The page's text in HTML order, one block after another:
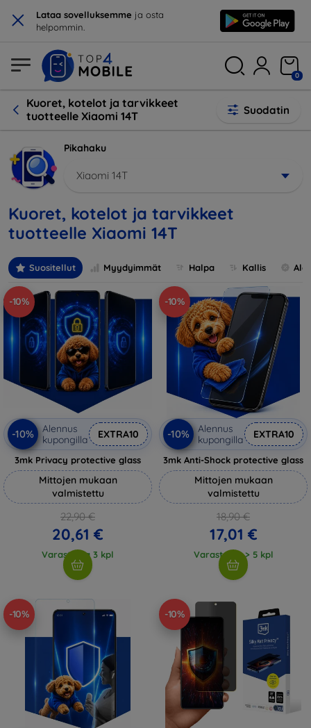
× Lataa sovelluksemme ja osta
helpommin.
0
Kuoret, kotelot ja tarvikkeet
tuotteelle Xiaomi 14T
Suodatin
Pikahaku
Xiaomi 14T
Kuoret, kotelot ja tarvikkeet
tuotteelle Xiaomi 14T
Suositellut Myydyimmät Halpa Kallis
-10%
-10%
Alennus
kupongilla
EXTRA10
3mk Privacy protective glass
Mittojen mukaan
valmistettu
22,90 €
20,61 €
Varastossa 3 kpl
-10%
-10%
Alennus
kupongilla
EXTRA10
3mk Anti-Shock protective glass
Mittojen mukaan
valmistettu
18,90 €
17,01 €
Varastossa > 5 kpl
-10% -10%